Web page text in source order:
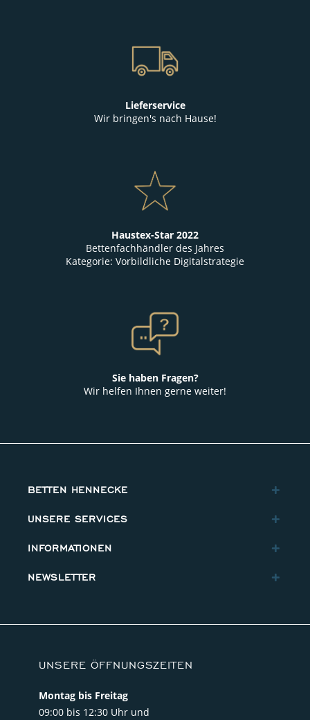
Lieferservice
Wir bringen's nach Hause!
Haustex-Star 2022
Bettenfachhändler des Jahres
Kategorie: Vorbildliche Digitalstrategie
Sie haben Fragen?
Wir helfen Ihnen gerne weiter!
BETTEN HENNECKE
UNSERE SERVICES
INFORMATIONEN
NEWSLETTER
UNSERE ÖFFNUNGSZEITEN
Montag bis Freitag
09:00 bis 12:30 Uhr und